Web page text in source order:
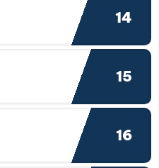
14
15
16